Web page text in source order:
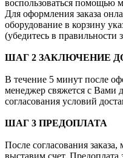
воспользоваться помощью
Для оформления заказа
оборудование в корзину
(убедитесь в
ШАГ 2 ЗАКЛЮЧЕНИЕ
В течение 5 минут после
менеджер свяжется с Вами
согласования условий
ШАГ 3 ПРЕДОПЛАТА
После согласования
выставим счет. Предоплата